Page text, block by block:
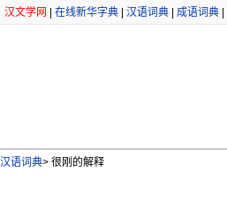
汉文学网 在线新华字典 汉语词典 成语词典
汉语词典> 很刚的解释